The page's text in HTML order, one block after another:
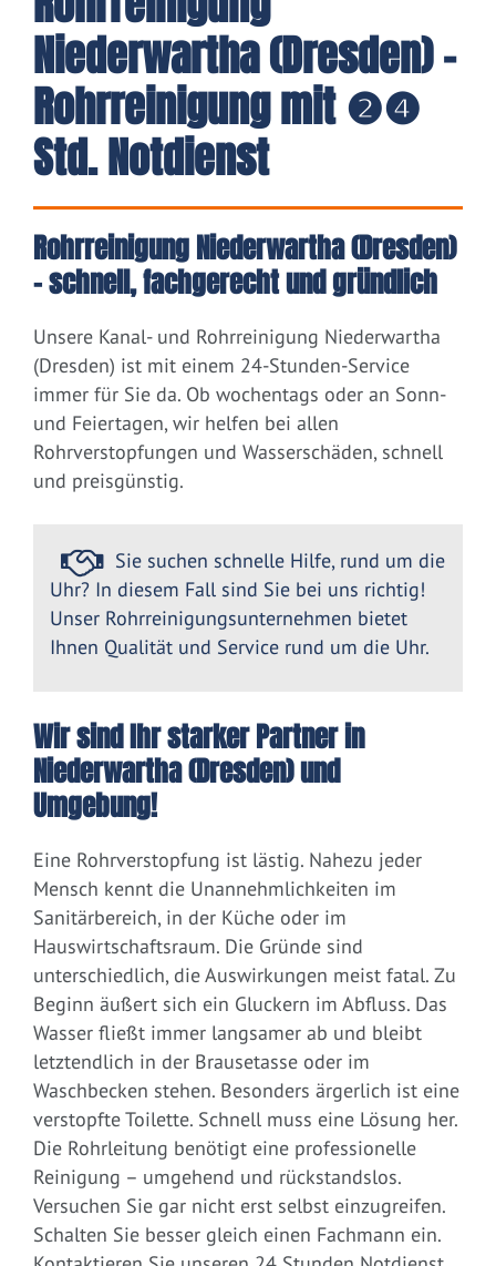
Niederwartha (Dresden) -
Rohrreinigung mit ❷❹
Std. Notdienst
Rohrreinigung Niederwartha (Dresden)
– schnell, fachgerecht und gründlich
Unsere Kanal- und Rohrreinigung Niederwartha
(Dresden) ist mit einem 24-Stunden-Service
immer für Sie da. Ob wochentags oder an Sonn-
und Feiertagen, wir helfen bei allen
Rohrverstopfungen und Wasserschäden, schnell
und preisgünstig.
Sie suchen schnelle Hilfe, rund um die
Uhr? In diesem Fall sind Sie bei uns richtig!
Unser Rohrreinigungsunternehmen bietet
Ihnen Qualität und Service rund um die Uhr.
Wir sind Ihr starker Partner in
Niederwartha (Dresden) und
Umgebung!
Eine Rohrverstopfung ist lästig. Nahezu jeder
Mensch kennt die Unannehmlichkeiten im
Sanitärbereich, in der Küche oder im
Hauswirtschaftsraum. Die Gründe sind
unterschiedlich, die Auswirkungen meist fatal. Zu
Beginn äußert sich ein Gluckern im Abfluss. Das
Wasser fließt immer langsamer ab und bleibt
letztendlich in der Brausetasse oder im
Waschbecken stehen. Besonders ärgerlich ist eine
verstopfte Toilette. Schnell muss eine Lösung her.
Die Rohrleitung benötigt eine professionelle
Reinigung – umgehend und rückstandslos.
Versuchen Sie gar nicht erst selbst einzugreifen.
Schalten Sie besser gleich einen Fachmann ein.